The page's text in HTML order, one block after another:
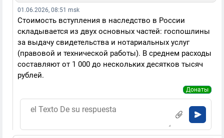
01.06.2026, 08:51 msk
Стоимость вступления в наследство в России
складывается из двух основных частей: госпошлины
за выдачу свидетельства и нотариальных услуг
(правовой и технической работы). В среднем расходы
составляют от 1 000 до нескольких десятков тысяч
рублей.
Донаты